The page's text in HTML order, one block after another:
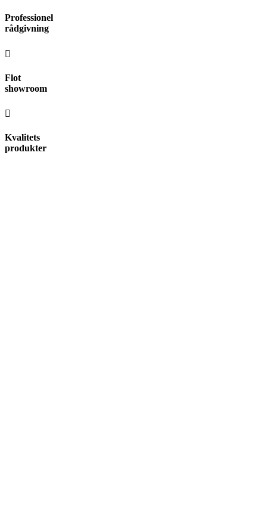
Videre
til
Professionel
rådgivning
Flot
showroom
Kvalitets
produkter